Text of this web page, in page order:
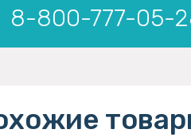
8-800-777-05-